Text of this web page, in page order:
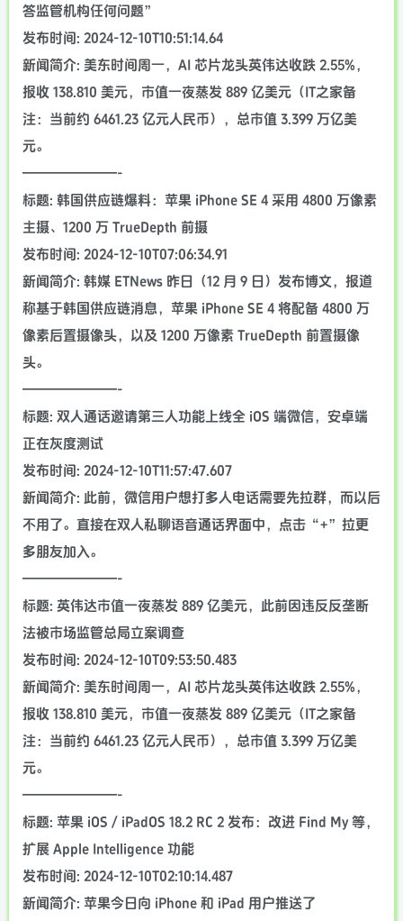
答监管机构任何问题”
发布时间: 2024-12-10T10:51:14.64
新闻简介: 美东时间周一，AI 芯片龙头英伟达收跌 2.55%，
报收 138.810 美元，市值一夜蒸发 889 亿美元（IT之家备
注：当前约 6461.23 亿元人民币），总市值 3.399 万亿美
元。
———————-
标题: 韩国供应链爆料：苹果 iPhone SE 4 采用 4800 万像素
主摄、1200 万 TrueDepth 前摄
发布时间: 2024-12-10T07:06:34.91
新闻简介: 韩媒 ETNews 昨日（12 月 9 日）发布博文，报道
称基于韩国供应链消息，苹果 iPhone SE 4 将配备 4800 万
像素后置摄像头，以及 1200 万像素 TrueDepth 前置摄像
头。
———————-
标题: 双人通话邀请第三人功能上线全 iOS 端微信，安卓端
正在灰度测试
发布时间: 2024-12-10T11:57:47.607
新闻简介: 此前，微信用户想打多人电话需要先拉群，而以后
不用了。直接在双人私聊语音通话界面中，点击“+”拉更
多朋友加入。
———————-
标题: 英伟达市值一夜蒸发 889 亿美元，此前因违反反垄断
法被市场监管总局立案调查
发布时间: 2024-12-10T09:53:50.483
新闻简介: 美东时间周一，AI 芯片龙头英伟达收跌 2.55%，
报收 138.810 美元，市值一夜蒸发 889 亿美元（IT之家备
注：当前约 6461.23 亿元人民币），总市值 3.399 万亿美
元。
———————-
标题: 苹果 iOS / iPadOS 18.2 RC 2 发布：改进 Find My 等，
扩展 Apple Intelligence 功能
发布时间: 2024-12-10T02:10:14.487
新闻简介: 苹果今日向 iPhone 和 iPad 用户推送了